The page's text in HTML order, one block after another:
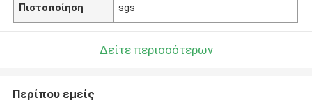
Πιστοποίηση sgs
Δείτε περισσότερων
Περίπου εμείς